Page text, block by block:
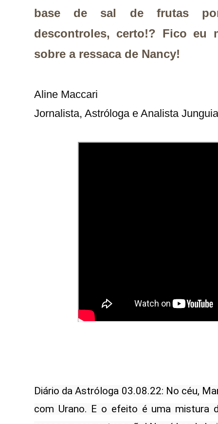
base de sal de frutas
descontroles, certo!? Fico eu
sobre a ressaca de Nancy!
Aline Maccari
Jornalista, Astróloga e Analista
Diário da Astróloga 03.08.22: No céu,
com Urano. E o efeito é uma mistura